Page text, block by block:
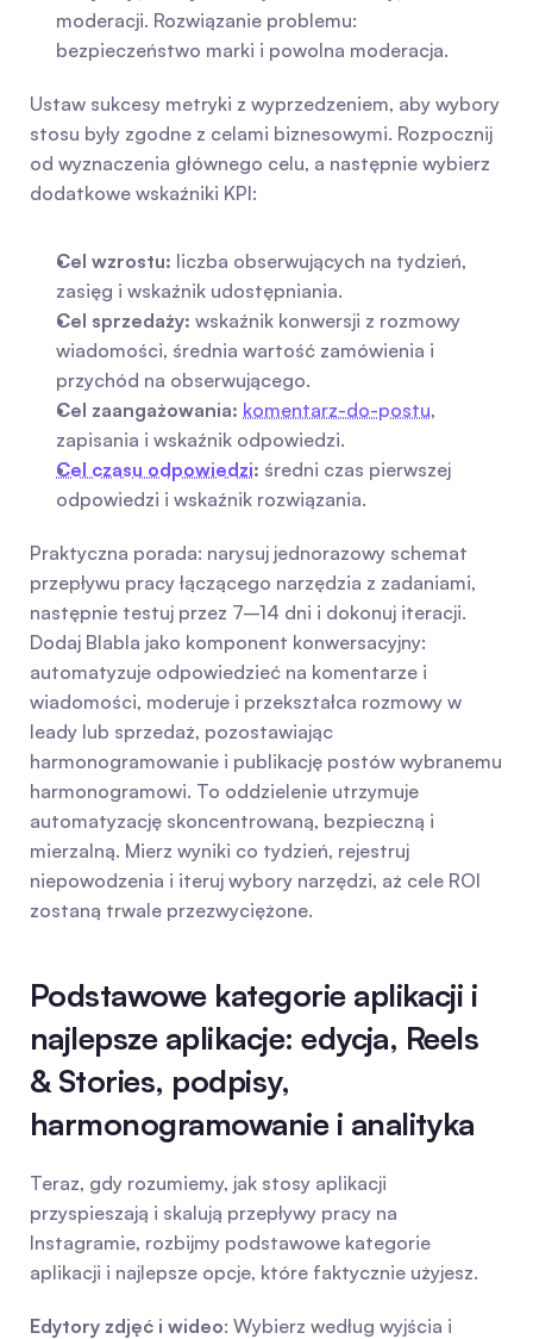
moderacji. Rozwiązanie problemu:
bezpieczeństwo marki i powolna moderacja.
Ustaw sukcesy metryki z wyprzedzeniem, aby wybory
stosu były zgodne z celami biznesowymi. Rozpocznij
od wyznaczenia głównego celu, a następnie wybierz
dodatkowe wskaźniki KPI:
Cel wzrostu: liczba obserwujących na tydzień,
zasięg i wskaźnik udostępniania.
Cel sprzedaży: wskaźnik konwersji z rozmowy
wiadomości, średnia wartość zamówienia i
przychód na obserwującego.
Cel zaangażowania: komentarz-do-postu,
zapisania i wskaźnik odpowiedzi.
Cel czasu odpowiedzi: średni czas pierwszej
odpowiedzi i wskaźnik rozwiązania.
Praktyczna porada: narysuj jednorazowy schemat
przepływu pracy łączącego narzędzia z zadaniami,
następnie testuj przez 7–14 dni i dokonuj iteracji.
Dodaj Blabla jako komponent konwersacyjny:
automatyzuje odpowiedzieć na komentarze i
wiadomości, moderuje i przekształca rozmowy w
leady lub sprzedaż, pozostawiając
harmonogramowanie i publikację postów wybranemu
harmonogramowi. To oddzielenie utrzymuje
automatyzację skoncentrowaną, bezpieczną i
mierzalną. Mierz wyniki co tydzień, rejestruj
niepowodzenia i iteruj wybory narzędzi, aż cele ROI
zostaną trwale przezwyciężone.
Podstawowe kategorie aplikacji i
najlepsze aplikacje: edycja, Reels
& Stories, podpisy,
harmonogramowanie i analityka
Teraz, gdy rozumiemy, jak stosy aplikacji
przyspieszają i skalują przepływy pracy na
Instagramie, rozbijmy podstawowe kategorie
aplikacji i najlepsze opcje, które faktycznie użyjesz.
Edytory zdjęć i wideo: Wybierz według wyjścia i